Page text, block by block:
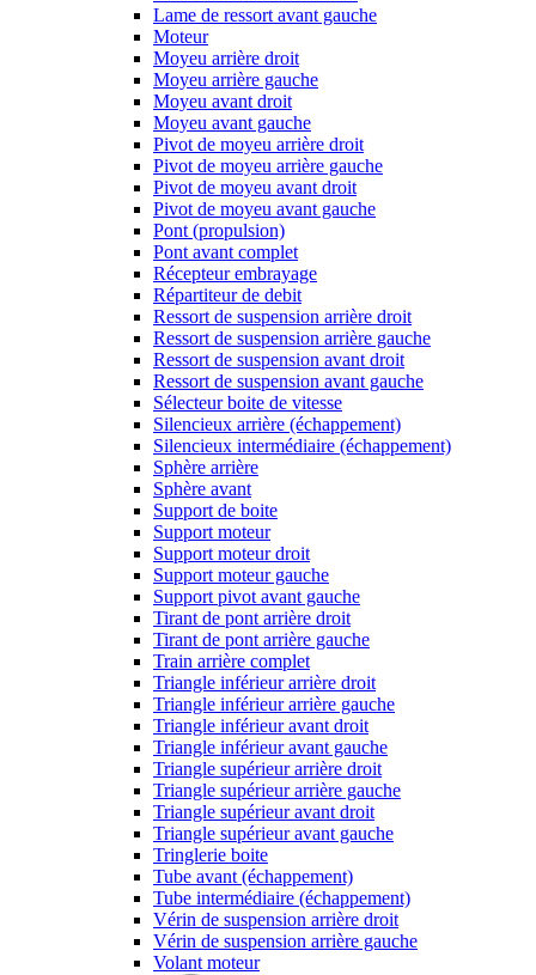
Lame de ressort avant gauche
Moteur
Moyeu arrière droit
Moyeu arrière gauche
Moyeu avant droit
Moyeu avant gauche
Pivot de moyeu arrière droit
Pivot de moyeu arrière gauche
Pivot de moyeu avant droit
Pivot de moyeu avant gauche
Pont (propulsion)
Pont avant complet
Récepteur embrayage
Répartiteur de debit
Ressort de suspension arrière droit
Ressort de suspension arrière gauche
Ressort de suspension avant droit
Ressort de suspension avant gauche
Sélecteur boite de vitesse
Silencieux arrière (échappement)
Silencieux intermédiaire (échappement)
Sphère arrière
Sphère avant
Support de boite
Support moteur
Support moteur droit
Support moteur gauche
Support pivot avant gauche
Tirant de pont arrière droit
Tirant de pont arrière gauche
Train arrière complet
Triangle inférieur arrière droit
Triangle inférieur arrière gauche
Triangle inférieur avant droit
Triangle inférieur avant gauche
Triangle supérieur arrière droit
Triangle supérieur arrière gauche
Triangle supérieur avant droit
Triangle supérieur avant gauche
Tringlerie boite
Tube avant (échappement)
Tube intermédiaire (échappement)
Vérin de suspension arrière droit
Vérin de suspension arrière gauche
Volant moteur